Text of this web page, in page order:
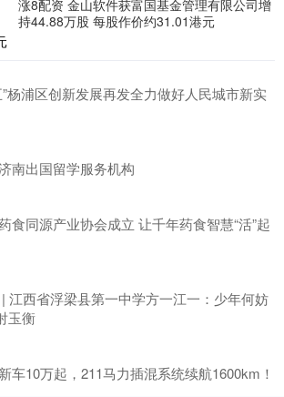
涨8配资 金山软件获富国基金管理有限公司增
持44.88万股 每股作价约31.01港元
杨浦区创新发展再发全力做好人民城市新实
南出国留学服务机构
食同源产业协会成立 让千年药食智慧“活”起
江西省浮梁县第一中学方一江一：少年何妨
玉衡
车10万起，211马力插混系统续航1600km！